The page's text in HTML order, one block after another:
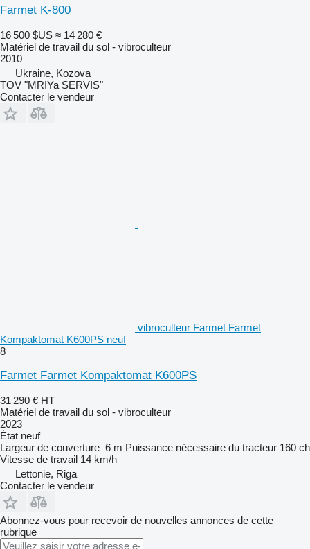
Farmet K-800
16 500 $US ≈ 14 280 €
Matériel de travail du sol - vibroculteur
2010
Ukraine, Kozova
TOV "MRIYa SERVIS"
Contacter le vendeur
vibroculteur Farmet Farmet
Kompaktomat K600PS neuf
8
Farmet Farmet Kompaktomat K600PS
31 290 € HT
Matériel de travail du sol - vibroculteur
2023
État neuf
Largeur de couverture 6 m Puissance nécessaire du tracteur 160 ch
Vitesse de travail 14 km/h
Lettonie, Riga
Contacter le vendeur
Abonnez-vous pour recevoir de nouvelles annonces de cette
rubrique